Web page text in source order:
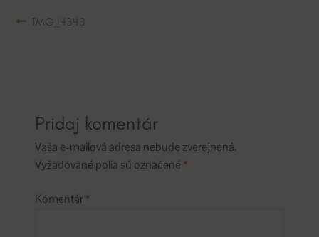
Navigácia
Predchádzajúci
IMG_4343
Pridaj komentár
Vaša e-mailová adresa nebude zverejnená.
Vyžadované polia sú označené *
Komentár*